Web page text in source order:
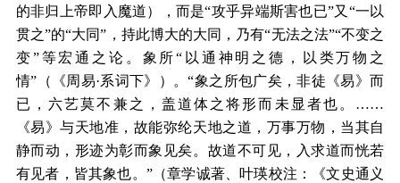
的非归上帝即入魔道），而是“攻乎异端斯害也已”又“一以
贯之”的“大同”，持此博大的大同，乃有“无法之法”“不变之
变”等宏通之论。象所“以通神明之德，以类万物之
情”（《周易·系词下》）。“象之所包广矣，非徒《易》而
已，六艺莫不兼之，盖道体之将形而未显者也。……
《易》与天地准，故能弥纶天地之道，万事万物，当其自
静而动，形迹为彰而象见矣。故道不可见，入求道而恍若
有见者，皆其象也。”（章学诚著、叶瑛校注：《文史通义